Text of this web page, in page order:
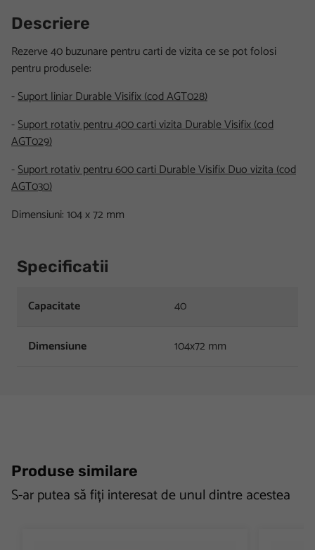
Descriere
Rezerve 40 buzunare pentru carti de vizita ce se pot folosi
pentru produsele:
-Suport liniar Durable Visifix (cod AGT028)
-Suport rotativ pentru 400 carti vizita Durable Visifix (cod
AGT029)
-Suport rotativ pentru 600 carti Durable Visifix Duo vizita (cod
AGT030)
Dimensiuni: 104 x 72 mm
Specificatii
Capacitate 40
Dimensiune 104x72 mm
Produse similare
S-ar putea să fiți interesat de unul dintre acestea